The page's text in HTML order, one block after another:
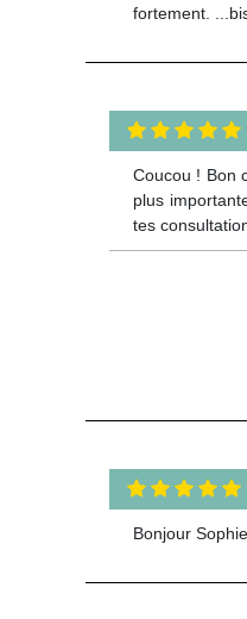
fortement.
Coucou ! Bon
plus
tes
Bonjour